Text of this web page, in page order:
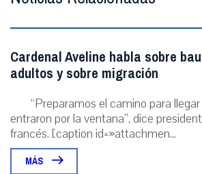
Cardenal Aveline habla sobre
adultos y sobre migración
“Preparamos el camino para
entraron por la ventana”, dice
francés. [caption id=»attachmen...
MÁS